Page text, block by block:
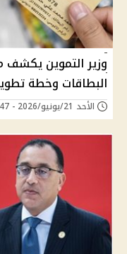
وزير التموين يكشف
البطاقات وخطة
الأحد 21/يونيو/2026 - 09:47 م